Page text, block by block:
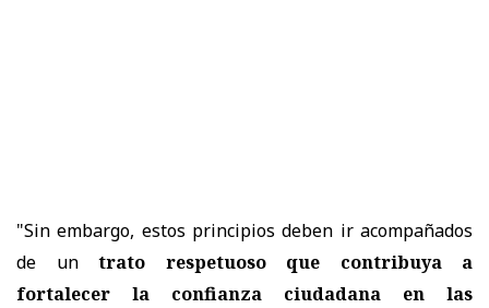
"Sin embargo, estos principios deben ir acompañados
de un trato respetuoso que contribuya a
fortalecer la confianza ciudadana en las